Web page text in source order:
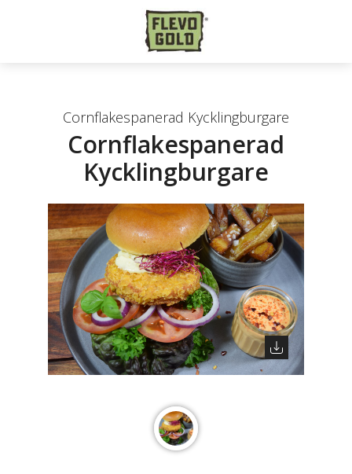
Cornflakespanerad Kycklingburgare
Cornflakespanerad
Kycklingburgare